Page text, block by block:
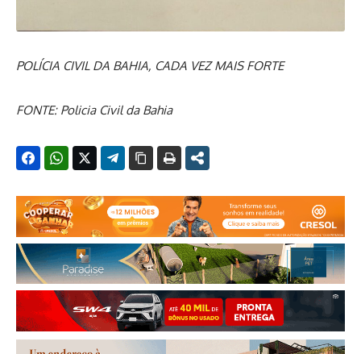
POLÍCIA CIVIL DA BAHIA, CADA VEZ MAIS FORTE
FONTE: Policia Civil da Bahia